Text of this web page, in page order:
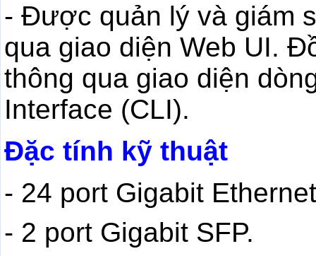
- Được quản lý và giám
qua giao diện Web UI.
thông qua giao diện
Interface (CLI).
Đặc tính kỹ thuật
- 24 port Gigabit
- 2 port Gigabit SFP.